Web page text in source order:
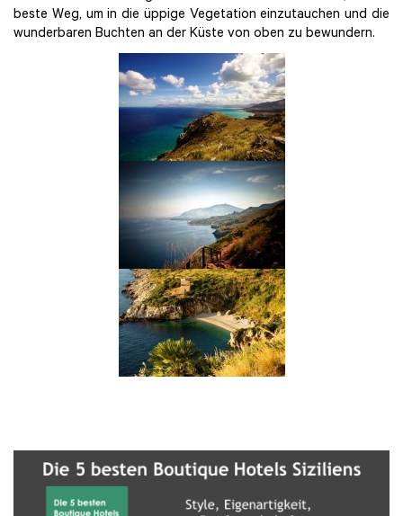
beste Weg, um in die üppige Vegetation einzutauchen und die
wunderbaren Buchten an der Küste von oben zu bewundern.